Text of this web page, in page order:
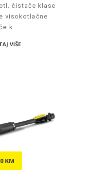
čistače klase
visokotlačne
k...
VIŠE
KM